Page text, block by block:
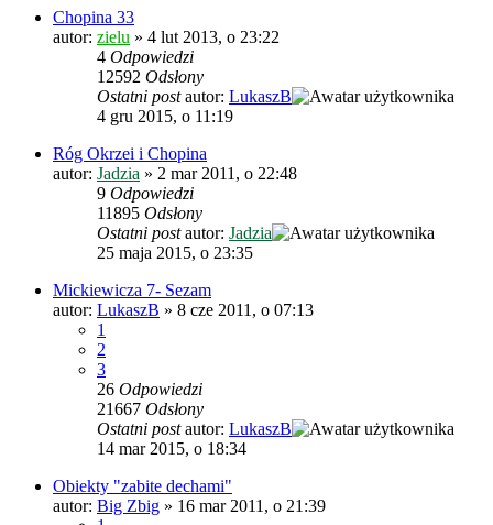
Chopina 33
autor: zielu » 4 lut 2013, o 23:22
4 Odpowiedzi
12592 Odsłony
Ostatni postautor: LukaszB
4 gru 2015, o 11:19
Róg Okrzei i Chopina
autor: Jadzia » 2 mar 2011, o 22:48
9 Odpowiedzi
11895 Odsłony
Ostatni postautor: Jadzia
25 maja 2015, o 23:35
Mickiewicza 7- Sezam
autor: LukaszB » 8 cze 2011, o 07:13
1
2
3
26 Odpowiedzi
21667 Odsłony
Ostatni postautor: LukaszB
14 mar 2015, o 18:34
Obiekty "zabite dechami"
autor: Big Zbig » 16 mar 2011, o 21:39